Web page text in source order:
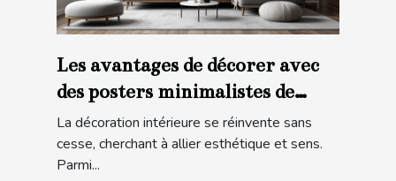
Les avantages de décorer avec
des posters minimalistes de
villes
La décoration intérieure se réinvente sans
cesse, cherchant à allier esthétique et sens.
Parmi...